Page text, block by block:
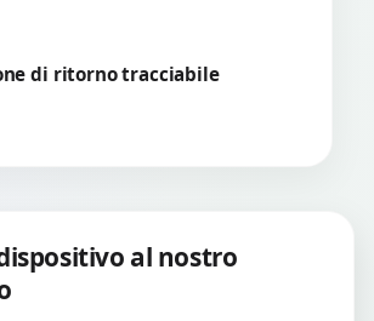
di ritorno tracciabile
al nostro